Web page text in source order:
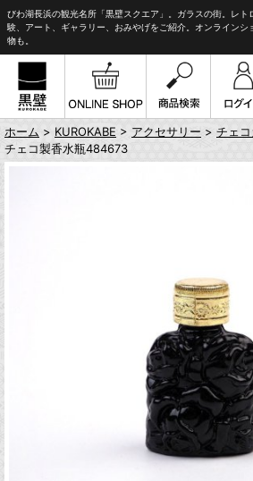
びわ湖長浜の観光名所「黒壁スクエア」。ガラスの街。レト
験、アート、ギャラリー、おみやげをご紹介。オンラインシ
物も。
ホーム > KUROKABE > アクセサリー > チェ
チェコ製香水瓶484673